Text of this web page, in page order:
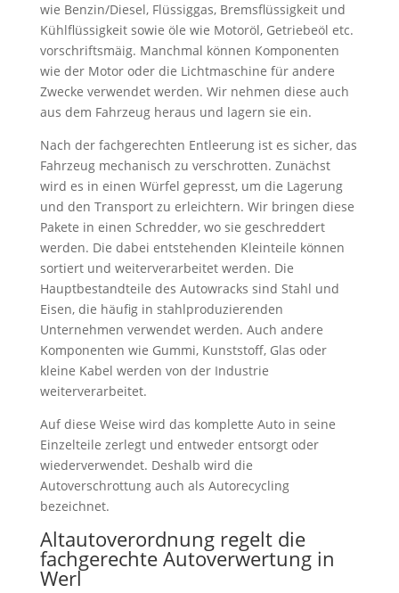
wie Benzin/Diesel, Flüssiggas, Bremsflüssigkeit und
Kühlflüssigkeit sowie öle wie Motoröl, Getriebeöl etc.
vorschriftsmäig. Manchmal können Komponenten
wie der Motor oder die Lichtmaschine für andere
Zwecke verwendet werden. Wir nehmen diese auch
aus dem Fahrzeug heraus und lagern sie ein.
Nach der fachgerechten Entleerung ist es sicher, das
Fahrzeug mechanisch zu verschrotten. Zunächst
wird es in einen Würfel gepresst, um die Lagerung
und den Transport zu erleichtern. Wir bringen diese
Pakete in einen Schredder, wo sie geschreddert
werden. Die dabei entstehenden Kleinteile können
sortiert und weiterverarbeitet werden. Die
Hauptbestandteile des Autowracks sind Stahl und
Eisen, die häufig in stahlproduzierenden
Unternehmen verwendet werden. Auch andere
Komponenten wie Gummi, Kunststoff, Glas oder
kleine Kabel werden von der Industrie
weiterverarbeitet.
Auf diese Weise wird das komplette Auto in seine
Einzelteile zerlegt und entweder entsorgt oder
wiederverwendet. Deshalb wird die
Autoverschrottung auch als Autorecycling
bezeichnet.
Altautoverordnung regelt die
fachgerechte Autoverwertung in
Werl